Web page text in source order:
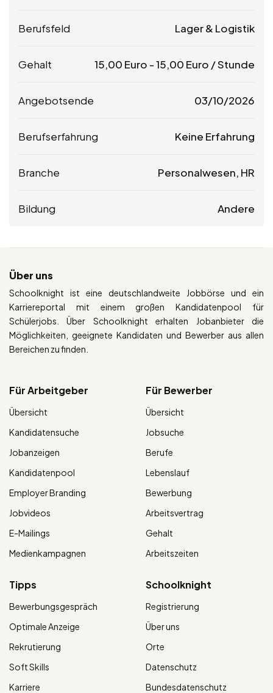
Berufsfeld Lager & Logistik
Gehalt 15,00 Euro -15,00 Euro / Stunde
Angebotsende 03/10/2026
Berufserfahrung Keine Erfahrung
Branche Personalwesen, HR
Bildung Andere
Über uns
Schoolknight ist eine deutschlandweite Jobbörse und ein
Karriereportal mit einem großen Kandidatenpool für
Schülerjobs. Über Schoolknight erhalten Jobanbieter die
Möglichkeiten, geeignete Kandidaten und Bewerber aus allen
Bereichen zu finden.
Für Arbeitgeber
Übersicht
Kandidatensuche
Jobanzeigen
Kandidatenpool
Employer Branding
Jobvideos
E-Mailings
Medienkampagnen
Für Bewerber
Übersicht
Jobsuche
Berufe
Lebenslauf
Bewerbung
Arbeitsvertrag
Gehalt
Arbeitszeiten
Tipps
Bewerbungsgespräch
Optimale Anzeige
Rekrutierung
Soft Skills
Karriere
Schoolknight
Registrierung
Über uns
Orte
Datenschutz
Bundesdatenschutz